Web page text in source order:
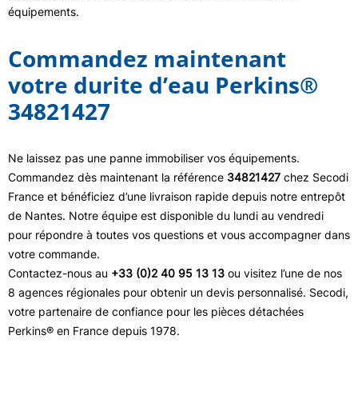
équipements.
Commandez maintenant
votre durite d’eau Perkins®
34821427
Ne laissez pas une panne immobiliser vos équipements.
Commandez dès maintenant la référence 34821427 chez Secodi
France et bénéficiez d’une livraison rapide depuis notre entrepôt
de Nantes. Notre équipe est disponible du lundi au vendredi
pour répondre à toutes vos questions et vous accompagner dans
votre commande.
Contactez-nous au +33 (0)2 40 95 13 13 ou visitez l’une de nos
8 agences régionales pour obtenir un devis personnalisé. Secodi,
votre partenaire de confiance pour les pièces détachées
Perkins® en France depuis 1978.